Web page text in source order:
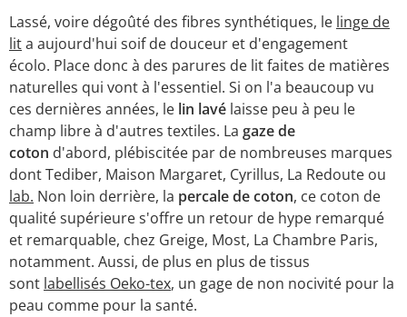
Lassé, voire dégoûté des fibres synthétiques, le linge de
lita aujourd'hui soif de douceur et d'engagement
écolo. Place donc à des parures de lit faites de matières
naturelles qui vont à l'essentiel. Si on l'a beaucoup vu
ces dernières années, le lin lavé laisse peu à peu le
champ libre à d'autres textiles. La gaze de
coton d'abord, plébiscitée par de nombreuses marques
dont Tediber, Maison Margaret, Cyrillus, La Redoute ou
lab. Non loin derrière, la percale de coton, ce coton de
qualité supérieure s'offre un retour de hype remarqué
et remarquable, chez Greige, Most, La Chambre Paris,
notamment. Aussi, de plus en plus de tissus
sont labellisés Oeko-tex, un gage de non nocivité pour la
peau comme pour la santé.